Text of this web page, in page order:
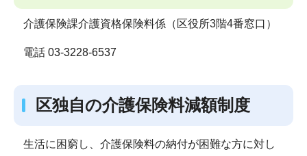
介護保険課介護資格保険料係（区役所3階4番窓口）
電話 03‐3228‐6537
区独自の介護保険料減額制度
生活に困窮し、介護保険料の納付が困難な方に対し